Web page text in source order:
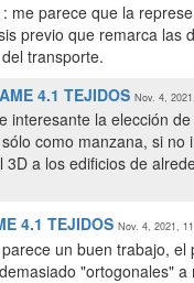
me parece que la
previo que remarca
transporte.
4.1 TEJIDOS Nov. 4,
interesante la elección
como manzana, si
a los edificios de
4.1 TEJIDOS Nov. 4, 2021,
un buen trabajo,
"ortogonales"